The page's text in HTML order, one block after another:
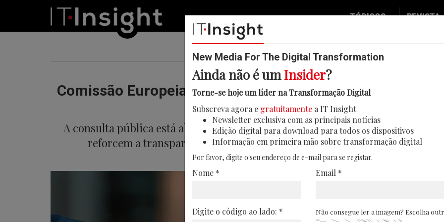
TÓPICOS
Digital
IT Strategy
Operação
Podcast
REVISTA
Comissão Europeia lança consulta pública para definir
IA
A consulta pública está aberta até dia 2 de outubro de 2025 para definir
reforcem a transparência em sistemas de IA, envolvendo fornecedores,
10/09/2025
New Media For The Digital Transformation
Ainda não é umInsider?
Torne-se hoje um líder na Transformação Digital
Subscreva agora e gratuitamente a IT Insight
Newsletter exclusiva com as principais notícias
Edição digital para download para todos os dispositivos
Informação em primeira mão sobre transformação digital
Por favor, digite o seu endereço de e-mail para se registar.
Nome * Email *
Digite o código ao lado: * Não consegue ler a imagem? Escolha